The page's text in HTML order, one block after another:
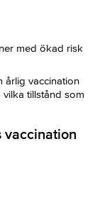
med ökad risk
årlig vaccination
tillstånd som
vaccination